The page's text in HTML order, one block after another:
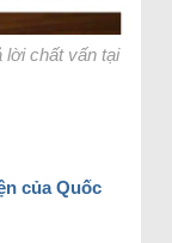
lời chất vấn tại
của Quốc